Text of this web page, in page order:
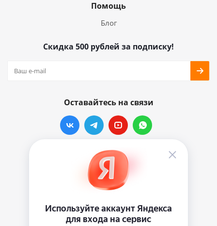
Помощь
Блог
Скидка 500 рублей за подписку!
Оставайтесь на связи
Наши контакты
info@vinylmarkt.ru